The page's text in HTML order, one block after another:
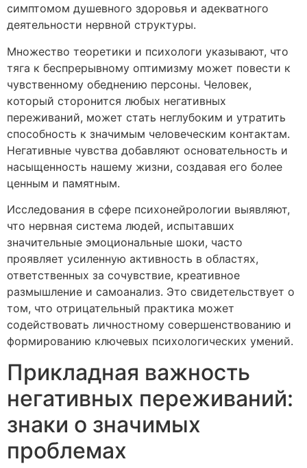
симптомом душевного здоровья и адекватного
деятельности нервной структуры.
Множество теоретики и психологи указывают, что
тяга к беспрерывному оптимизму может повести к
чувственному обеднению персоны. Человек,
который сторонится любых негативных
переживаний, может стать неглубоким и утратить
способность к значимым человеческим контактам.
Негативные чувства добавляют основательность и
насыщенность нашему жизни, создавая его более
ценным и памятным.
Исследования в сфере психонейрологии выявляют,
что нервная система людей, испытавших
значительные эмоциональные шоки, часто
проявляет усиленную активность в областях,
ответственных за сочувствие, креативное
размышление и самоанализ. Это свидетельствует о
том, что отрицательный практика может
содействовать личностному совершенствованию и
формированию ключевых психологических умений.
Прикладная важность
негативных переживаний:
знаки о значимых
проблемах